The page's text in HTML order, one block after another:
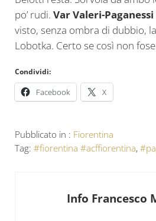
po’ rudi. Var Valeri-Paganessi
visto, senza ombra di dubbio,
Lobotka. Certo se così non
Condividi:
Facebook X
Pubblicato in : Fiorentina
Tag: #fiorentina #acffiorentina,
Info Francesco